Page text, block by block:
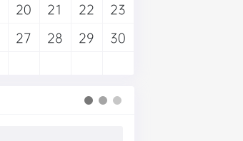
20 21 22
23
27 28 29
30